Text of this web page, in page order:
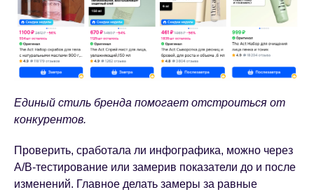
Единый стиль бренда помогает отстроиться от
конкурентов.
Проверить, сработала ли инфографика, можно через
A/B-тестирование или замерив показатели до и после
изменений. Главное делать замеры за равные